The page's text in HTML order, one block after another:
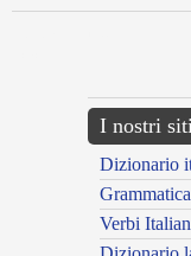
I nostri
Dizionario
Verbi